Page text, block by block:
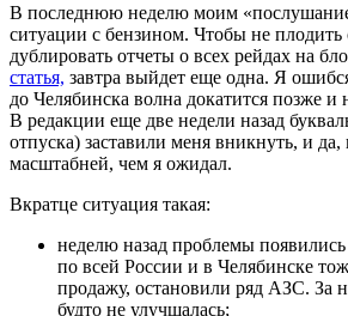
В последнюю неделю моим
ситуации с бензином. Чтобы не плодить
дублировать отчеты о всех рейдах на
статья, завтра выйдет еще одна. Я
до Челябинска волна докатится позже и
В редакции еще две недели назад
отпуска) заставили меня вникнуть, и да,
масштабней, чем я ожидал.
Вкратце ситуация такая:
неделю назад проблемы
по всей России и в Челябинске
продажу, остановили ряд АЗС. За
будто не улучшалась;